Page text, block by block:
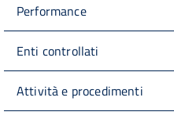
Performance
Enti controllati
Attività e procedimenti